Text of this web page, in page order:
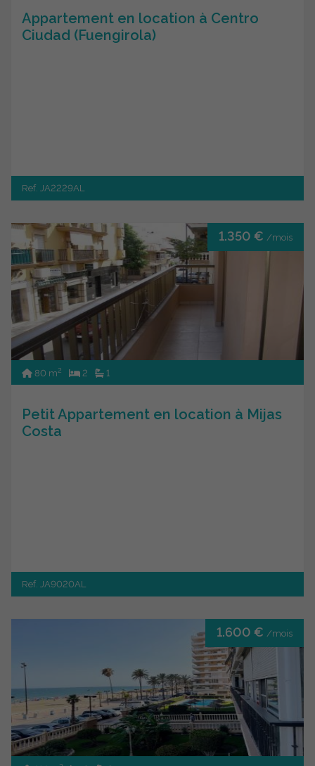
Appartement en location à Centro
Ciudad (Fuengirola)
Ref. JA2229AL
1.350 € /mois
80 m2 2 1
Petit Appartement en location à Mijas
Costa
Ref. JA9020AL
1.600 € /mois